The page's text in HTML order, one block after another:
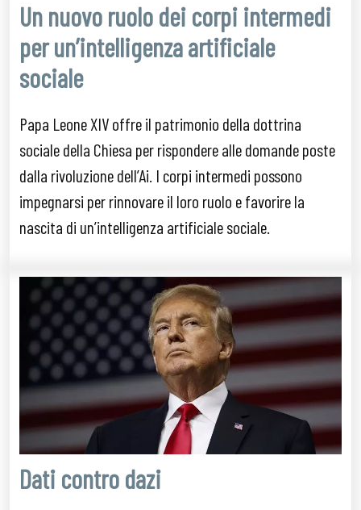
Un nuovo ruolo dei corpi intermedi
per un’intelligenza artificiale
sociale
Papa Leone XIV offre il patrimonio della dottrina
sociale della Chiesa per rispondere alle domande poste
dalla rivoluzione dell’Ai. I corpi intermedi possono
impegnarsi per rinnovare il loro ruolo e favorire la
nascita di un’intelligenza artificiale sociale.
Dati contro dazi